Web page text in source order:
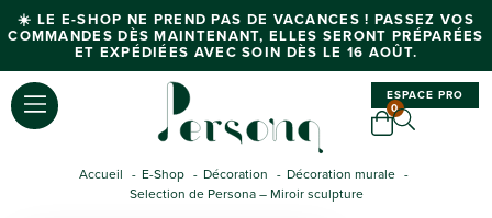
☀️ LE E-SHOP NE PREND PAS DE VACANCES ! PASSEZ VOS
COMMANDES DÈS MAINTENANT, ELLES SERONT PRÉPARÉES
ET EXPÉDIÉES AVEC SOIN DÈS LE 16 AOÛT.
ESPACE PRO
0
Accueil E-Shop Décoration
Décoration murale
Selection de Persona – Miroir sculpture